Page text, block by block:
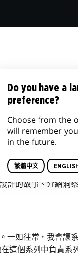
計的故事、介紹洞
一如往常，我會讓
這個系列中負責系
Do you have a
preference?
Choose from the
will remember
in the future.
繁體中文 ENGLISH